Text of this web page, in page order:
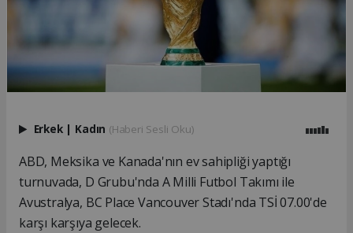
Erkek | Kadın (Haberi Sesli Oku)
ABD, Meksika ve Kanada'nın ev sahipliği yaptığı
turnuvada, D Grubu'nda A Milli Futbol Takımı ile
Avustralya, BC Place Vancouver Stadı'nda TSİ 07.00'de
karşı karşıya gelecek.